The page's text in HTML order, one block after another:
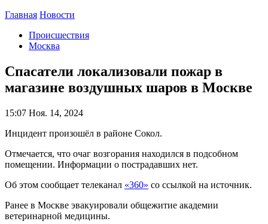
Главная Новости
Происшествия
Москва
Спасатели локализовали пожар в
магазине воздушных шаров в Москве
15:07 Ноя. 14, 2024
Инцидент произошёл в районе Сокол.
Отмечается, что очаг возгорания находился в подсобном
помещении. Информации о пострадавших нет.
Об этом сообщает телеканал «360» со ссылкой на источник.
Ранее в Москве эвакуировали общежитие академии
ветеринарной медицины.